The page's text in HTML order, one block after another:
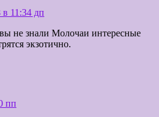
в 11:34 дп
не знали Молочаи интересные
экзотично.
пп